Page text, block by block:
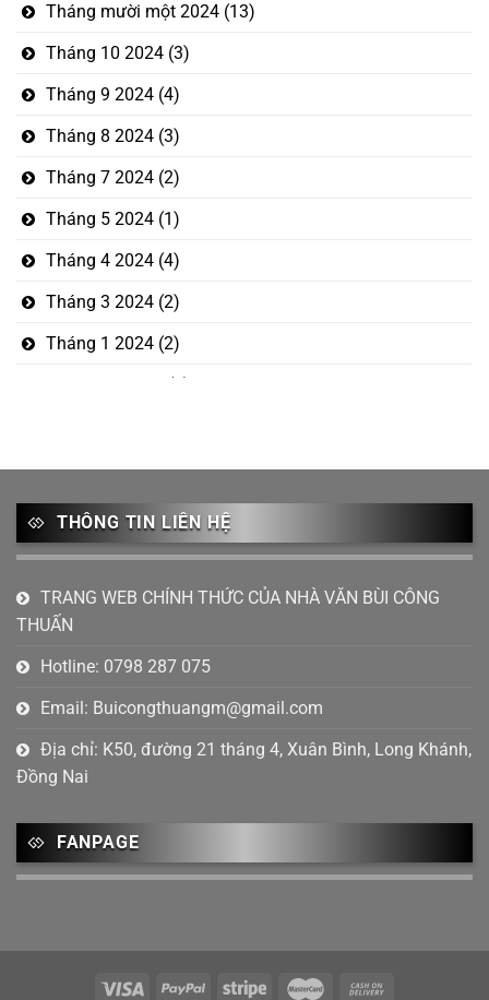
Tháng mười một 2024 (13)
Tháng 10 2024 (3)
Tháng 9 2024 (4)
Tháng 8 2024 (3)
Tháng 7 2024 (2)
Tháng 5 2024 (1)
Tháng 4 2024 (4)
Tháng 3 2024 (2)
Tháng 1 2024 (2)
Tháng 10 2023(3)
Tháng 9 2023
Tháng 8 2023(1)
Tháng 7 2023(6)
Tháng 6 2023
Tháng 4 2023(2)
Tháng 2 2023(1)
Tháng 1 2023(2)
Tháng mười một 2022
Tháng 10 2022(1)
THÔNG TIN LIÊN HỆ
TRANG WEB CHÍNH THỨC CỦA NHÀ VĂN BÙI CÔNG
THUẤN
Hotline: 0798 287 075
Email: Buicongthuangm@gmail.com
Địa chỉ: K50, đường 21 tháng 4, Xuân Bình, Long Khánh,
Đồng Nai
FANPAGE